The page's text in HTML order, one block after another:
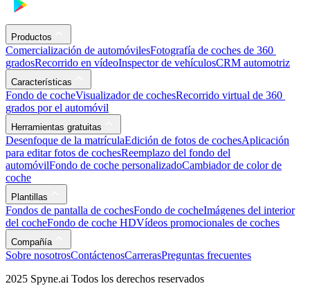
Productos
Comercialización de automóvilesFotografía de coches de 360 ​​
gradosRecorrido en vídeoInspector de vehículosCRM automotriz
Características
Fondo de cocheVisualizador de cochesRecorrido virtual de 360 ​​
grados por el automóvil
Herramientas gratuitas
Desenfoque de la matrículaEdición de fotos de cochesAplicación
para editar fotos de cochesReemplazo del fondo del
automóvilFondo de coche personalizadoCambiador de color de
coche
Plantillas
Fondos de pantalla de cochesFondo de cocheImágenes del interior
del cocheFondo de coche HDVídeos promocionales de coches
Compañía
Sobre nosotrosContáctenosCarrerasPreguntas frecuentes
2025 Spyne.ai Todos los derechos reservados